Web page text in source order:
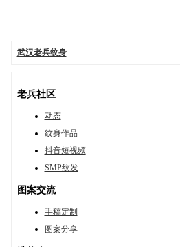
武汉老兵纹身
老兵社区
动态
纹身作品
抖音短视频
SMP纹发
图案交流
手稿定制
图案分享